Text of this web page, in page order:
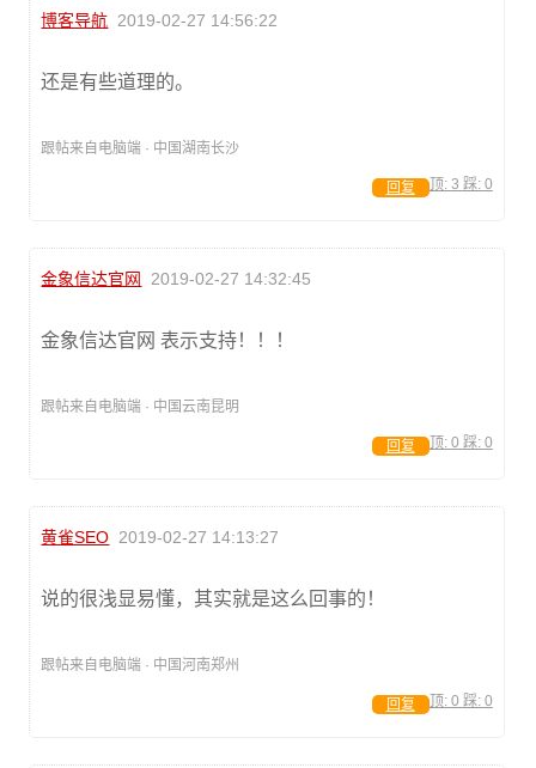
博客导航 2019-02-27 14:56:22
还是有些道理的。
跟帖来自电脑端 · 中国湖南长沙
顶: 3 踩: 0
回复
金象信达官网 2019-02-27 14:32:45
金象信达官网 表示支持！！！
跟帖来自电脑端 · 中国云南昆明
顶: 0 踩: 0
回复
黄雀SEO 2019-02-27 14:13:27
说的很浅显易懂，其实就是这么回事的！
跟帖来自电脑端 · 中国河南郑州
顶: 0 踩: 0
回复